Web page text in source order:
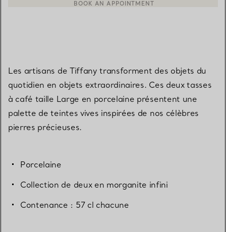
Les artisans de Tiffany transforment des objets du
quotidien en objets extraordinaires. Ces deux tasses
à café taille Large en porcelaine présentent une
palette de teintes vives inspirées de nos célèbres
pierres précieuses.
Porcelaine
Collection de deux en morganite infini
Contenance : 57 cl chacune